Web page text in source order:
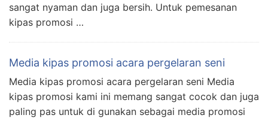
sangat nyaman dan juga bersih. Untuk pemesanan
kipas promosi …
Media kipas promosi acara pergelaran seni
Media kipas promosi acara pergelaran seni Media
kipas promosi kami ini memang sangat cocok dan juga
paling pas untuk di gunakan sebagai media promosi